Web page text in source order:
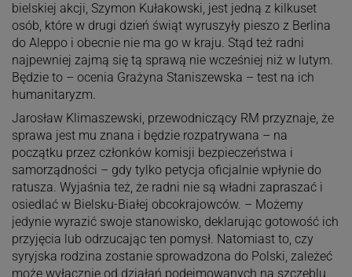
bielskiej akcji, Szymon Kułakowski, jest jedną z kilkuset
osób, które w drugi dzień świąt wyruszyły pieszo z Berlina
do Aleppo i obecnie nie ma go w kraju. Stąd też radni
najpewniej zajmą się tą sprawą nie wcześniej niż w lutym.
Będzie to – ocenia Grażyna Staniszewska – test na ich
humanitaryzm.
Jarosław Klimaszewski, przewodniczący RM przyznaje, że
sprawa jest mu znana i będzie rozpatrywana – na
początku przez członków komisji bezpieczeństwa i
samorządności – gdy tylko petycja oficjalnie wpłynie do
ratusza. Wyjaśnia też, że radni nie są władni zapraszać i
osiedlać w Bielsku-Białej obcokrajowców. – Możemy
jedynie wyrazić swoje stanowisko, deklarując gotowość ich
przyjęcia lub odrzucając ten pomysł. Natomiast to, czy
syryjska rodzina zostanie sprowadzona do Polski, zależeć
może wyłącznie od działań podejmowanych na szczeblu